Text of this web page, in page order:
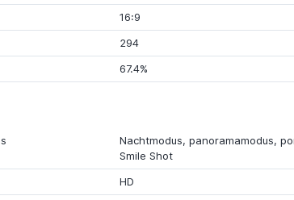
16:9
294
67.4%
Nachtmodus, panoramamodus,
Smile Shot
HD